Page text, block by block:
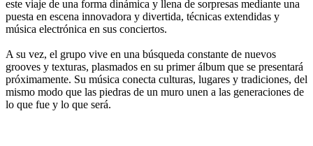
este viaje de una forma dinámica y llena de sorpresas mediante una
puesta en escena innovadora y divertida, técnicas extendidas y
música electrónica en sus conciertos.
A su vez, el grupo vive en una búsqueda constante de nuevos
grooves y texturas, plasmados en su primer álbum que se presentará
próximamente. Su música conecta culturas, lugares y tradiciones, del
mismo modo que las piedras de un muro unen a las generaciones de
lo que fue y lo que será.